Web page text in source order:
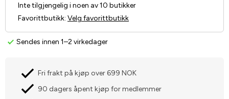
Sendes innen 1–2 virkedager
Inte tilgjengelig i noen av 10 butikker
Favorittbutikk: Velg favorittbutikk
Fri frakt på kjøp over 699 NOK
90 dagers åpent kjøp for medlemmer